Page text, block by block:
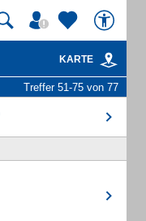
KARTE
Treffer 51-75 von 77